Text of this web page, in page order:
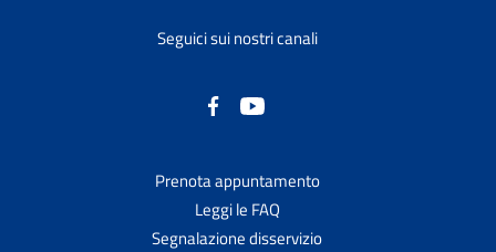
Seguici sui nostri canali
Prenota appuntamento
Leggi le FAQ
Segnalazione disservizio